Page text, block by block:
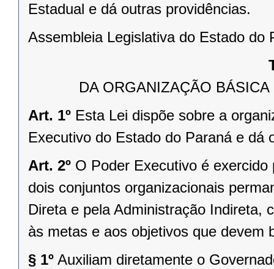
Estadual e dá outras providências.
Assembleia Legislativa do Estado do
DA ORGANIZAÇÃO
Art. 1º Esta Lei dispõe sobre a
Executivo do Estado do Paraná e dá
Art. 2º O Poder Executivo é
dois conjuntos organizacionais
Direta e pela Administração Indireta,
às metas e aos objetivos que devem
§ 1º Auxiliam diretamente o